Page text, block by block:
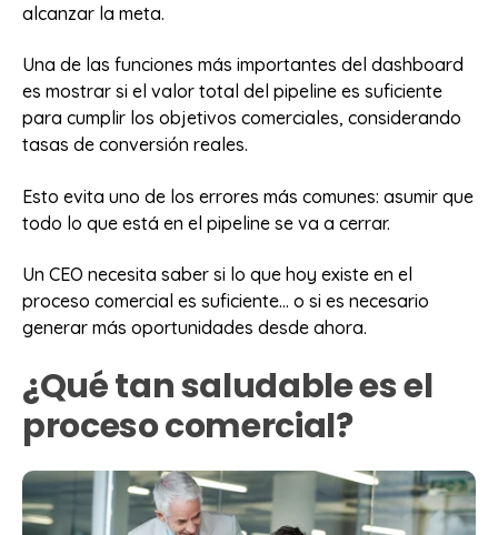
alcanzar la meta.
Una de las funciones más importantes del dashboard
es mostrar si el valor total del pipeline es suficiente
para cumplir los objetivos comerciales, considerando
tasas de conversión reales.
Esto evita uno de los errores más comunes: asumir que
todo lo que está en el pipeline se va a cerrar.
Un CEO necesita saber si lo que hoy existe en el
proceso comercial es suficiente… o si es necesario
generar más oportunidades desde ahora.
¿Qué tan saludable es el
proceso comercial?